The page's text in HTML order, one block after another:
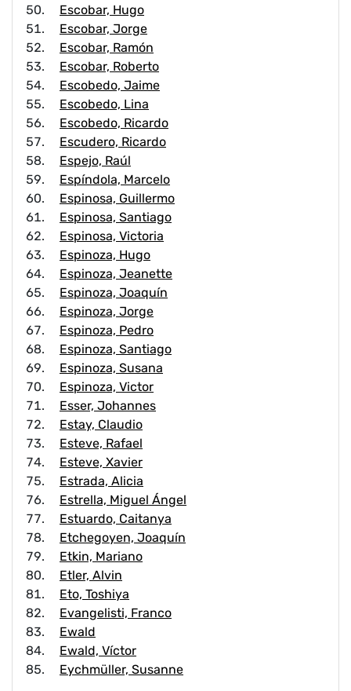
Escobar, Hugo
Escobar, Jorge
Escobar, Ramón
Escobar, Roberto
Escobedo, Jaime
Escobedo, Lina
Escobedo, Ricardo
Escudero, Ricardo
Espejo, Raúl
Espíndola, Marcelo
Espinosa, Guillermo
Espinosa, Santiago
Espinosa, Victoria
Espinoza, Hugo
Espinoza, Jeanette
Espinoza, Joaquín
Espinoza, Jorge
Espinoza, Pedro
Espinoza, Santiago
Espinoza, Susana
Espinoza, Victor
Esser, Johannes
Estay, Claudio
Esteve, Rafael
Esteve, Xavier
Estrada, Alicia
Estrella, Miguel Ángel
Estuardo, Caitanya
Etchegoyen, Joaquín
Etkin, Mariano
Etler, Alvin
Eto, Toshiya
Evangelisti, Franco
Ewald
Ewald, Víctor
Eychmüller, Susanne